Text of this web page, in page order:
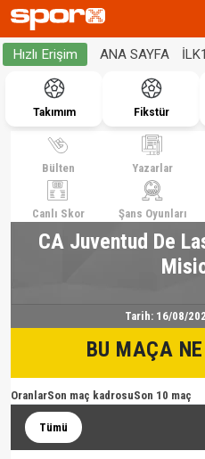
Hızlı Erişim ANA SAYFA
Takımım Fikstür
Bülten Yazarlar
Canlı Skor Şans Oyunları
CA Juventud De
Tarih: 16/08/
BU MAÇA
OranlarSon maç kadrosuSon 10 maç
Tümü